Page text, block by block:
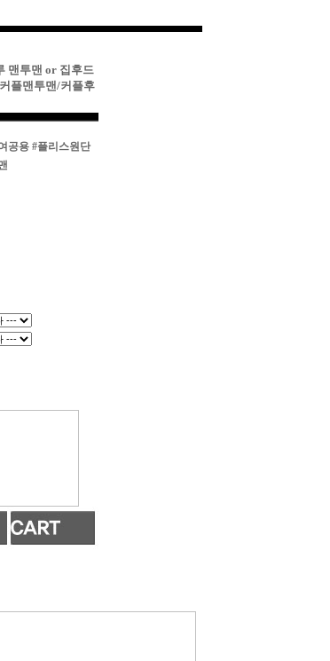
맨투맨 or 집후드
플맨투맨/커플후
공용 #플리스원단